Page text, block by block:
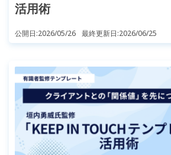
活用術
公開日:2026/05/26 最終更新日:2026/06/25